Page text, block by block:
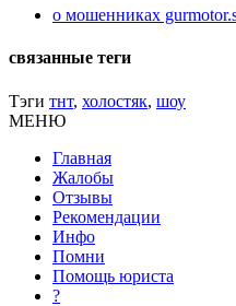
о мошенниках
связанные теги
Тэги тнт, холостяк, шоу
МЕНЮ
Главная
Жалобы
Отзывы
Рекомендации
Инфо
Помни
Помощь юриста
?